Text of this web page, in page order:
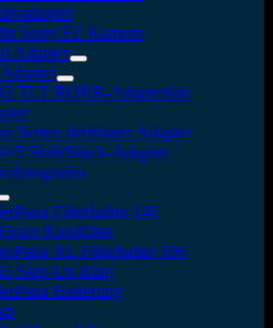
Sony FZ Kamera
Adapter
TLT ROKR-Adapterkits
Vertex drehbarer Adapter
Shift/Stitch-Adapter
Filterhalter 145
Rundfilter
XL Filterhalter 186
Step-Up Ring
Halterung